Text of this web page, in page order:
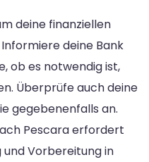
deine finanziellen
deine Bank
ob es notwendig ist,
Überprüfe auch deine
gegebenenfalls an.
Pescara erfordert
und Vorbereitung in